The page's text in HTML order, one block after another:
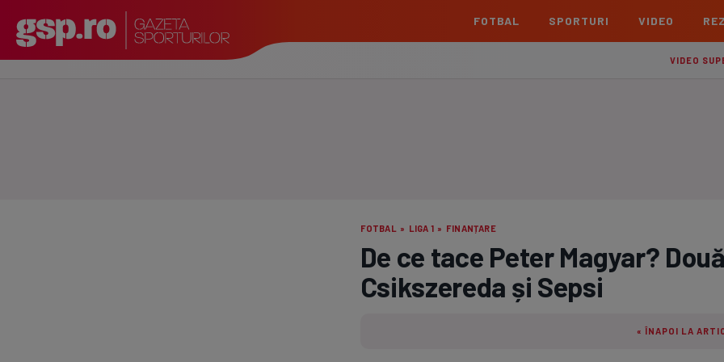
FOTBAL
TOATE ȘTIRILE Echipe
SPORTURI VIDEO
VIDEO
FOTBAL » LIGA 1» FINANȚARE
De ce tace Peter Magyar?
Csikszereda și Sepsi
« ÎNAPOI LA